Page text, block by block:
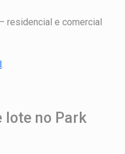
residencial e comercial
.
lote no Park